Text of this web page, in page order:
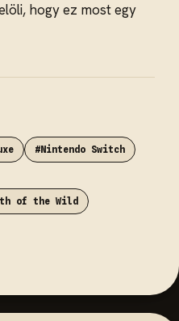
hogy ez most egy
#Nintendo Switch
of the Wild